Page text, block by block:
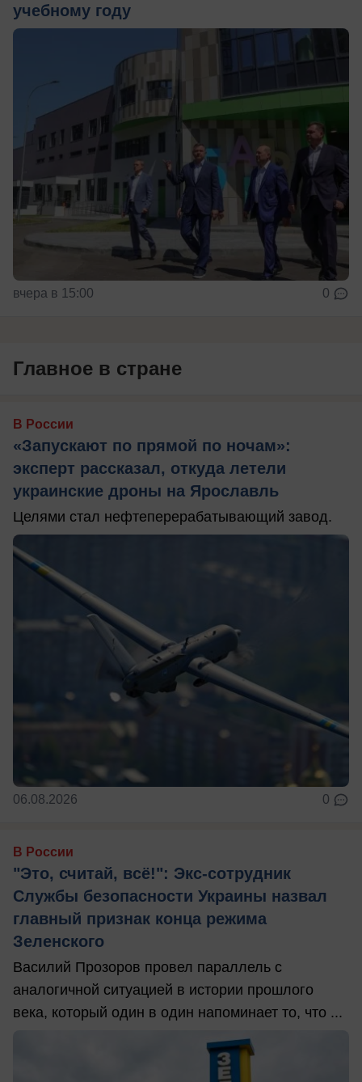
учебному году
вчера в 15:00 0
Главное в стране
В России
«Запускают по прямой по ночам»:
эксперт рассказал, откуда летели
украинские дроны на Ярославль
Целями стал нефтеперерабатывающий завод.
06.08.2026 0
В России
"Это, считай, всё!": Экс-сотрудник
Службы безопасности Украины назвал
главный признак конца режима
Зеленского
Василий Прозоров провел параллель с
аналогичной ситуацией в истории прошлого
века, который один в один напоминает то, что ...